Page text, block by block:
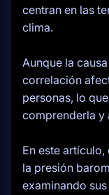
centran en las
clima.
Aunque la
correlación
personas, lo
comprenderla y
En este
la presión
examinando